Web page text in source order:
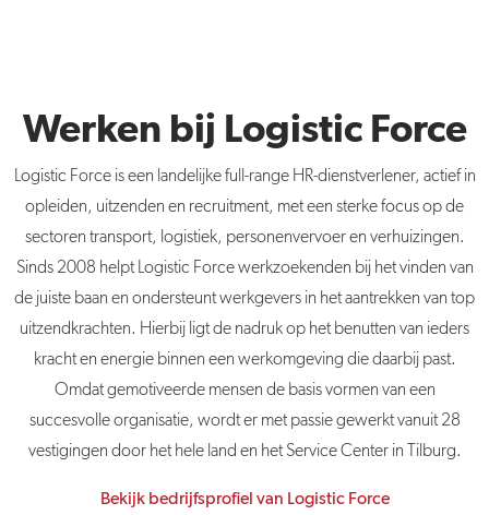
Werken bij Logistic Force
Logistic Force is een landelijke full-range HR-dienstverlener, actief in
opleiden, uitzenden en recruitment, met een sterke focus op de
sectoren transport, logistiek, personenvervoer en verhuizingen.
Sinds 2008 helpt Logistic Force werkzoekenden bij het vinden van
de juiste baan en ondersteunt werkgevers in het aantrekken van top
uitzendkrachten. Hierbij ligt de nadruk op het benutten van ieders
kracht en energie binnen een werkomgeving die daarbij past.
Omdat gemotiveerde mensen de basis vormen van een
succesvolle organisatie, wordt er met passie gewerkt vanuit 28
vestigingen door het hele land en het Service Center in Tilburg.
Bekijk bedrijfsprofiel van Logistic Force